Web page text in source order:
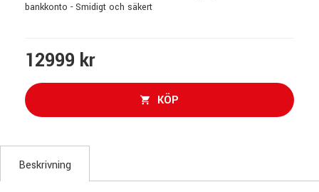
bankkonto - Smidigt och säkert
12999 kr
KÖP
Beskrivning